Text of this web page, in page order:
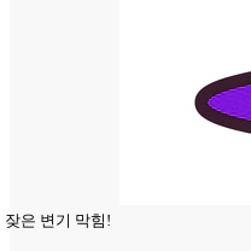
잦은 변기 막힘!